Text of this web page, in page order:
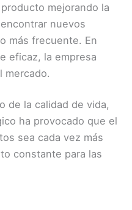
mejorando la
nuevos
más frecuente. En
eficaz, la empresa
mercado.
de la calidad de vida,
ha provocado que el
sea cada vez más
constante para las